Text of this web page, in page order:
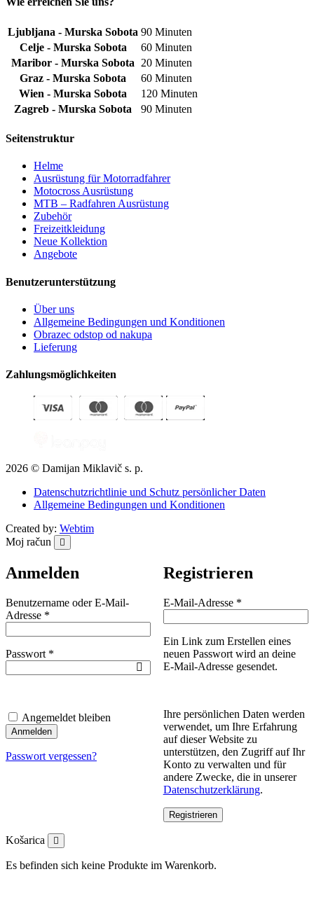
Ljubljana - Murska Sobota 90 Minuten
Celje - Murska Sobota
60 Minuten
Maribor - Murska Sobota
20 Minuten
Graz - Murska Sobota
60 Minuten
Wien - Murska Sobota
120 Minuten
Zagreb - Murska Sobota
90 Minuten
Seitenstruktur
Helme
Ausrüstung für Motorradfahrer
Motocross Ausrüstung
MTB – Radfahren Ausrüstung
Zubehör
Freizeitkleidung
Neue Kollektion
Angebote
Benutzerunterstützung
Über uns
Allgemeine Bedingungen und Konditionen
Obrazec odstop od nakupa
Lieferung
Zahlungsmöglichkeiten
2026 © Damijan Miklavič s. p.
Datenschutzrichtlinie und Schutz persönlicher Daten
Allgemeine Bedingungen und Konditionen
Created by: Webtim
Moj račun
Anmelden
Benutzername oder E-Mail-
Adresse *
Passwort *
Angemeldet bleiben
Anmelden
Passwort vergessen?
Registrieren
E-Mail-Adresse *Erforderlich
Ein Link zum Erstellen eines
neuen Passwort wird an deine
E-Mail-Adresse gesendet.
Ihre persönlichen Daten werden
verwendet, um Ihre Erfahrung
auf dieser Website zu
unterstützen, den Zugriff auf Ihr
Konto zu verwalten und für
andere Zwecke, die in unserer
Datenschutzerklärung.
Registrieren
Košarica
Es befinden sich keine Produkte im Warenkorb.